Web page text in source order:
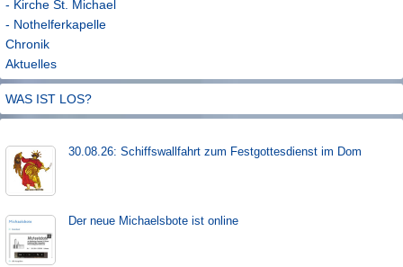
- Kirche St. Michael
- Nothelferkapelle
Chronik
Aktuelles
WAS IST LOS?
30.08.26: Schiffs­­wall­fahr­t zum Fest­gott­es­dienst im Dom
Der neue Michaels­bote ist on­line